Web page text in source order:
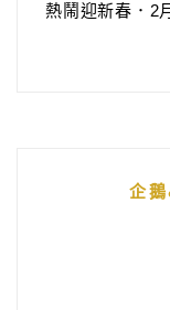
熱鬧迎新春．2
企